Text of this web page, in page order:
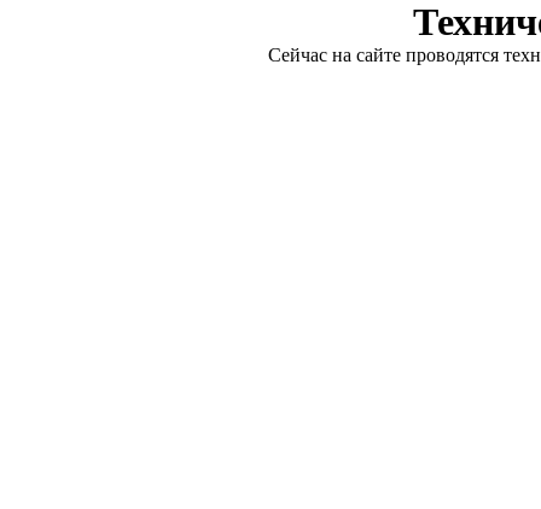
Сейчас на сайте проводятся